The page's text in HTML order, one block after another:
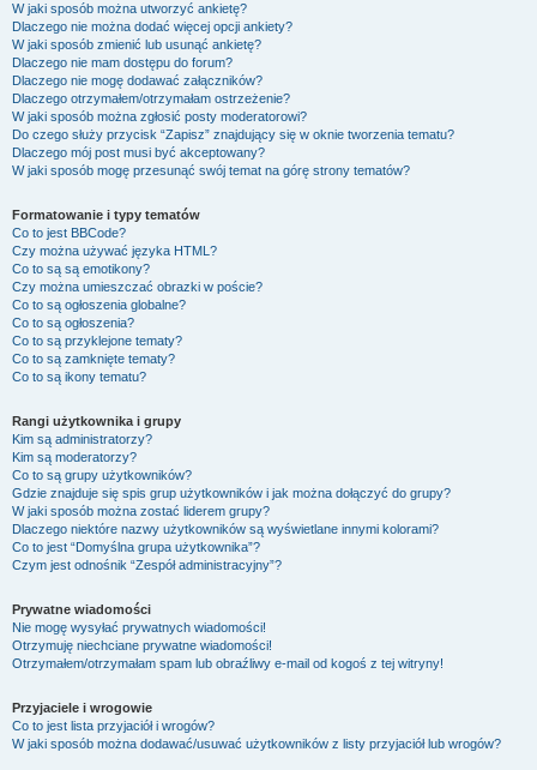
W jaki sposób można utworzyć ankietę?
Dlaczego nie można dodać więcej opcji ankiety?
W jaki sposób zmienić lub usunąć ankietę?
Dlaczego nie mam dostępu do forum?
Dlaczego nie mogę dodawać załączników?
Dlaczego otrzymałem/otrzymałam ostrzeżenie?
W jaki sposób można zgłosić posty moderatorowi?
Do czego służy przycisk “Zapisz” znajdujący się w oknie tworzenia tematu?
Dlaczego mój post musi być akceptowany?
W jaki sposób mogę przesunąć swój temat na górę strony tematów?
Formatowanie i typy tematów
Co to jest BBCode?
Czy można używać języka HTML?
Co to są są emotikony?
Czy można umieszczać obrazki w poście?
Co to są ogłoszenia globalne?
Co to są ogłoszenia?
Co to są przyklejone tematy?
Co to są zamknięte tematy?
Co to są ikony tematu?
Rangi użytkownika i grupy
Kim są administratorzy?
Kim są moderatorzy?
Co to są grupy użytkowników?
Gdzie znajduje się spis grup użytkowników i jak można dołączyć do grupy?
W jaki sposób można zostać liderem grupy?
Dlaczego niektóre nazwy użytkowników są wyświetlane innymi kolorami?
Co to jest “Domyślna grupa użytkownika”?
Czym jest odnośnik “Zespół administracyjny”?
Prywatne wiadomości
Nie mogę wysyłać prywatnych wiadomości!
Otrzymuję niechciane prywatne wiadomości!
Otrzymałem/otrzymałam spam lub obraźliwy e-mail od kogoś z tej witryny!
Przyjaciele i wrogowie
Co to jest lista przyjaciół i wrogów?
W jaki sposób można dodawać/usuwać użytkowników z listy przyjaciół lub wrogów?